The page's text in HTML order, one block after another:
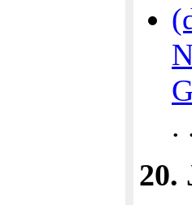
.
20.